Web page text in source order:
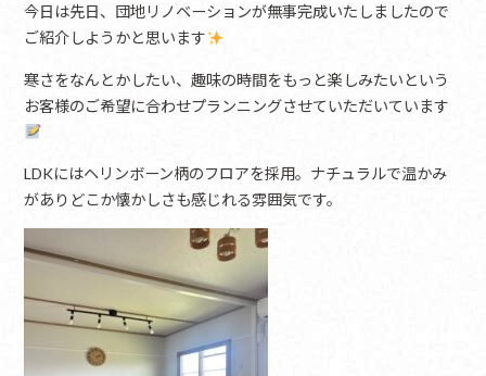
今日は先日、団地リノベーションが無事完成いたしましたので
ご紹介しようかと思います
寒さをなんとかしたい、趣味の時間をもっと楽しみたいという
お客様のご希望に合わせプランニングさせていただいています
LDKにはヘリンボーン柄のフロアを採用。ナチュラルで温かみ
がありどこか懐かしさも感じれる雰囲気です。